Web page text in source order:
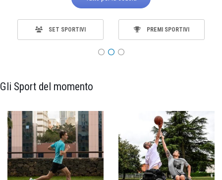
SET SPORTIVI PREMI SPORTIVI
Gli Sport del momento